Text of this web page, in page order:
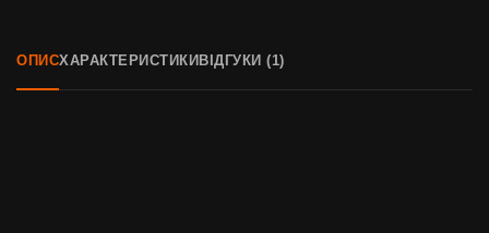
ОПИСХАРАКТЕРИСТИКИ ВІДГУКИ (1)